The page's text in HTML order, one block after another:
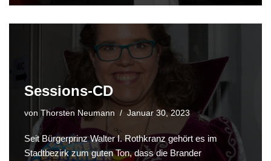
Sessions-CD
von Thorsten Neumann Januar 30, 2023
Seit Bürgerprinz Walter I. Rothkranz gehört es im
Stadtbezirk zum guten Ton, dass die Brander